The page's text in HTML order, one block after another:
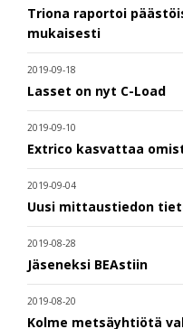
Triona raportoi
mukaisesti
2019-09-18
Lasset on nyt C-Load
2019-09-10
Extrico kasvattaa
2019-09-04
Uusi mittaustiedon
2019-08-28
Jäseneksi BEAstiin
2019-08-20
Kolme metsäyhtiötä